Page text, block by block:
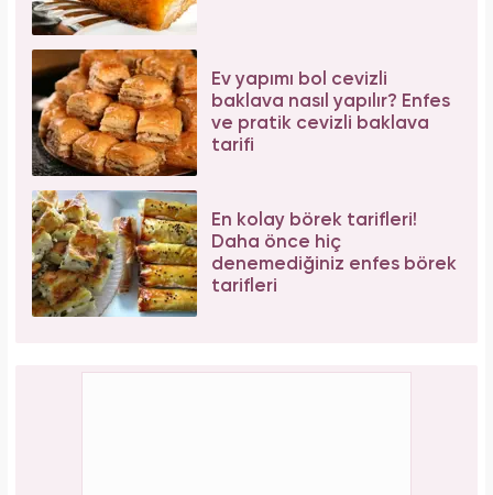
Ev yapımı bol cevizli
baklava nasıl yapılır? Enfes
ve pratik cevizli baklava
tarifi
En kolay börek tarifleri!
Daha önce hiç
denemediğiniz enfes börek
tarifleri